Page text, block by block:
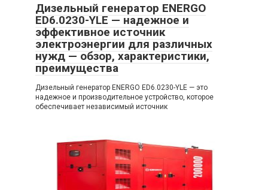
Дизельный генератор ENERGO
ED6.0230-YLE — надежное и
эффективное источник
электроэнергии для различных
нужд — обзор, характеристики,
преимущества
Дизельный генератор ENERGO ED6.0230-YLE — это
надежное и производительное устройство, которое
обеспечивает независимый источник